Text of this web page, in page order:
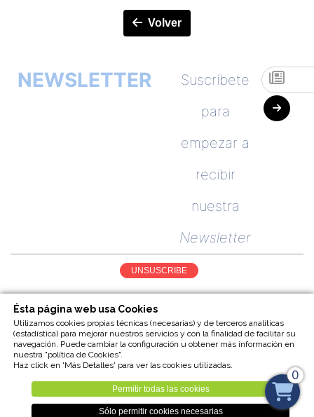
Volver
NEWSLETTER
Suscríbete
para
empezar a
recibir
nuestra
Newsletter
UNSUSCRIBE
Aviso legal Cookies Trabajos realizados Sitemap
0
Ésta página web usa Cookies
Utilizamos cookies propias técnicas (necesarias) y de terceros analíticas
(estadística) para mejorar nuestros servicios y con la finalidad de facilitar su
navegación. Puede cambiar la configuración u obtener más información en
nuestra "política de Cookies".
Haz click en 'Más Detalles' para ver las cookies utilizadas.
Permitir todas las cookies
Sólo permitir cookies necesarias